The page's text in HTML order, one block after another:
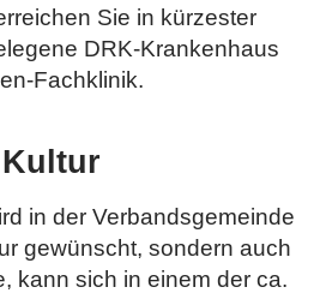
Sie in kürzester
DRK-Krankenhaus
Fachklinik.
in der Verbandsgemeinde
gewünscht, sondern auch
kann sich in einem der ca.